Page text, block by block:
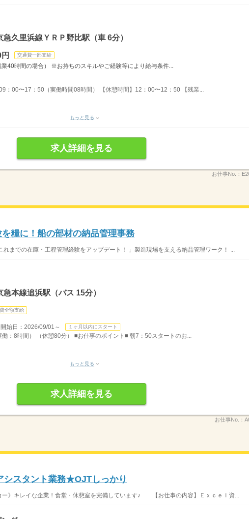
久里浜線ＹＲＰ野比駅（車 6分）
交通費一部支給
業40時間の場合） ※お持ちのスキルやご経験等により給与条件...
：00〜17：50（実働時間08時間） 【休憩時間】12：00〜12：50 【残業...
もっと見る
求人詳細を見る
お仕事No.：
糧に！船の部材の納品管理事務
までの在庫・工程管理経験をアップデート！ 」製造現場を支える納品管理ワーク！ ...
本線追浜駅（バス 15分）
全額支給
日：2026/09/01～ １ヶ月以内にスタート
：8時間） （休憩80分） ■お仕事のポイント■ 朝7：50スタートのお...
もっと見る
求人詳細を見る
お仕事No.：
シスタント業務★OJTしっかり
ー》キレイな企業！食堂・休憩室を完備しています♪ 【お仕事の内容】Ｅｘｃｅｌ資...